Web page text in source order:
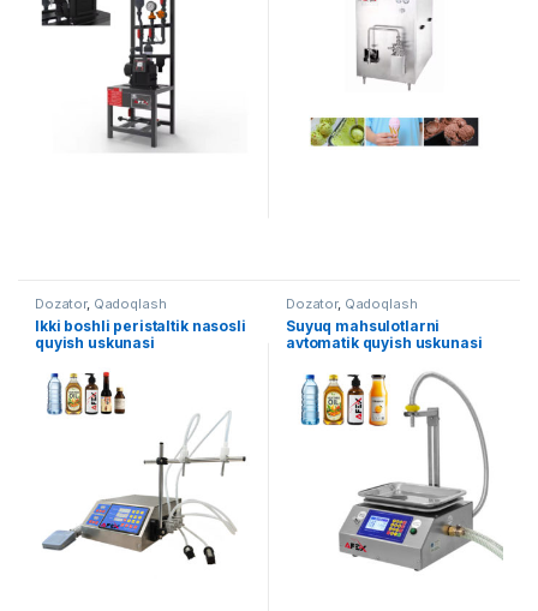
Dozator, Qadoqlash
Ikki boshli peristaltik nasosli
quyish uskunasi
Dozator, Qadoqlash
Suyuq mahsulotlarni
avtomatik quyish uskunasi